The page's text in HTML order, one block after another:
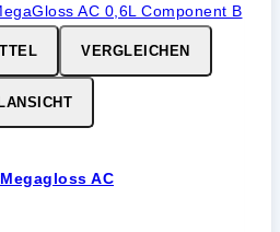
VERGLEICHEN
AC